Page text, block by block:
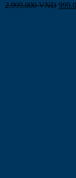
2.999.000VNĐ